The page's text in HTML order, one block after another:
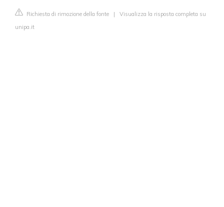
Richiesta di rimozione della fonte | Visualizza la risposta completa su
unipa.it